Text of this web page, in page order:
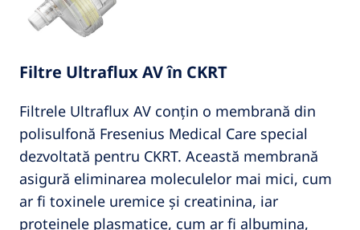
Filtre Ultraflux AV în CKRT
Filtrele Ultraflux AV conțin o membrană din
polisulfonă Fresenius Medical Care special
dezvoltată pentru CKRT. Această membrană
asigură eliminarea moleculelor mai mici, cum
ar fi toxinele uremice și creatinina, iar
proteinele plasmatice, cum ar fi albumina,